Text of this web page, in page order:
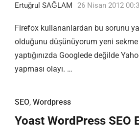
Ertuğrul SAĞLAM 26 Nisan 2012
Firefox kullananlardan bu sorunu
olduğunu düşünüyorum yeni sekme
yaptığınızda Googlede değilde
yapması olayı. …
SEO, Wordpress
Yoast WordPress SEO